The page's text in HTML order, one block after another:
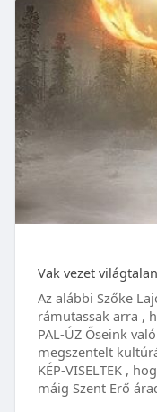
Vak vezet
Az alábbi Szőke
rámutassak arra ,
PAL-ÚZ Őseink
megszentelt
KÉP-VISELTEK ,
máig Szent Erő